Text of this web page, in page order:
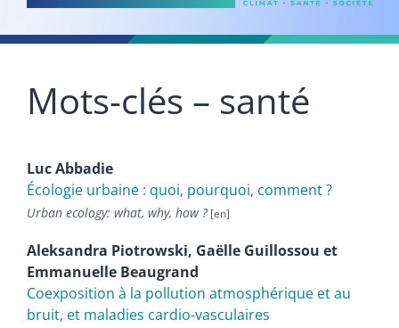
Mots-clés – santé
LucAbbadie
Écologie urbaine : quoi, pourquoi, comment ?
Urban ecology: what, why, how ?
Aleksandra Piotrowski, Gaëlle Guillossou et
Emmanuelle Beaugrand
Coexposition à la pollution atmosphérique et au
bruit, et maladies cardio-vasculaires